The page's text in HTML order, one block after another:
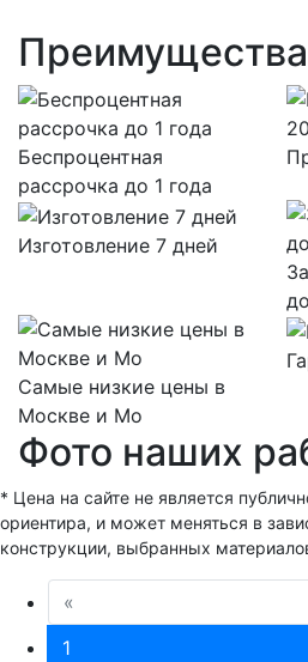
Преимущества
Беспроцентная
рассрочка до 1 года
Изготовление 7 дней
Самые низкие цены в
Москве и Мо
Фото наших
* Цена на сайте не является
ориентира, и может меняться в
конструкции, выбранных
«
1